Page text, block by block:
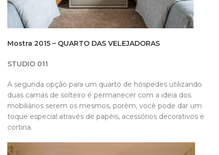
Mostra 2015 – QUARTO DAS VELEJADORAS
STUDIO 011
A segunda opção para um quarto de hóspedes utilizando
duas camas de solteiro é permanecer com a ideia dos
mobiliários serem os mesmos, porém, você pode dar um
toque especial através de papéis, acessórios decorativos e
cortina.